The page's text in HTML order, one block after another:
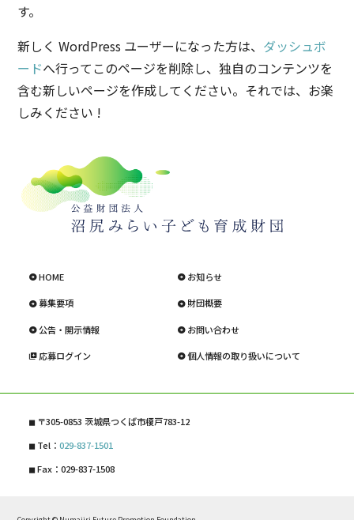
す。
新しく WordPress ユーザーになった方は、 ダッシュボ
ードへ行ってこのページを削除し、独自のコンテンツを
含む新しいページを作成してください。それでは、お楽
しみください !
HOME お知らせ
募集要項 財団概要
公告・開示情報 お問い合わせ
応募ログイン 個人情報の取り扱いについて
〒305-0853 茨城県つくば市榎戸783-12
Tel：029-837-1501
Fax：029-837-1508